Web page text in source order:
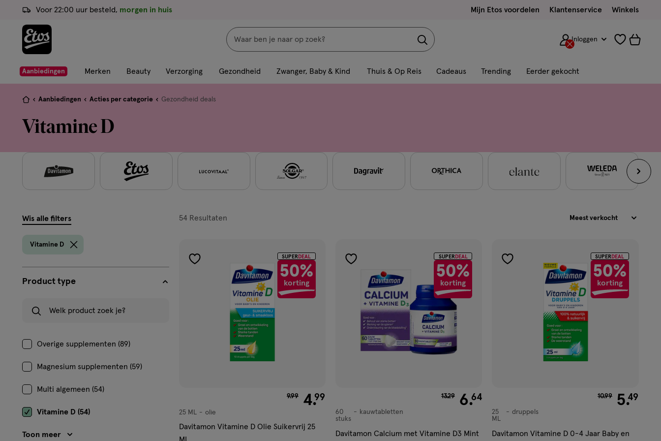
ga
de
hoofd
ga
naar
de
ga
naar
footer
Voor 22:00 uur besteld, morgen in huis Mijn Etos voordelen Klantenservice Winkels
Zoeken
met
dit
geavanceerde
zoekopties
Inloggen
Aanbiedingen Merken Beauty Verzorging Gezondheid Zwanger, Baby & Kind Thuis & Op Reis Cadeaus Trending Eerder gekocht
Je
hier:
Aanbiedingen Acties per categorie Gezondheid deals
Vitamine D
filters
Wis alle filters
Vitamine D
Product type
Overige supplementen (89)
Magnesium supplementen (59)
Multi algemeen (54)
Vitamine D (54)
Toon meer
54Resultaten
producten SUPER DEAL
50%
korting
toevoegen
van € 9.99 voor € 4.99
9.99 4.99
olie
25 ML olie
Davitamon Vitamine D Olie Suikervrij 25
SUPER DEAL
50%
korting
toevoegen
verlanglijst
van € 13.29 voor € 6.64
13.29 6.64
kauwtabletten
60
stuks
kauwtabletten
Davitamon Calcium met Vitamine D3 Mint
SUPER DEAL
50%
korting
toevoegen
van € 10.99 voor
10.99 5.49
druppels
25
ML
druppels
Davitamon Vitamine D 0-4 Jaar Baby en